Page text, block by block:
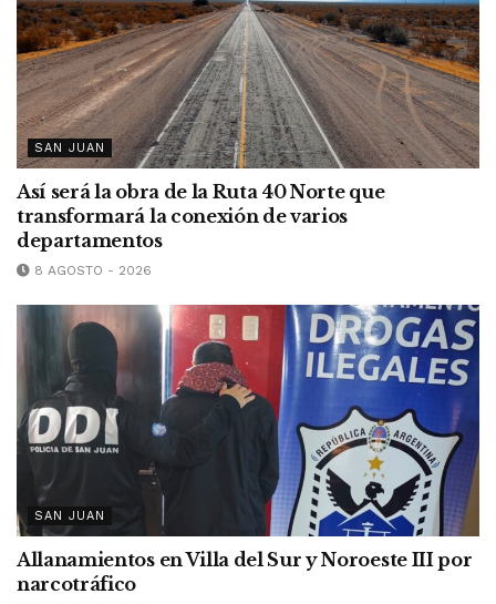
SAN JUAN
Así será la obra de la Ruta 40 Norte que
transformará la conexión de varios
departamentos
8 AGOSTO - 2026
SAN JUAN
Allanamientos en Villa del Sur y Noroeste III por
narcotráfico